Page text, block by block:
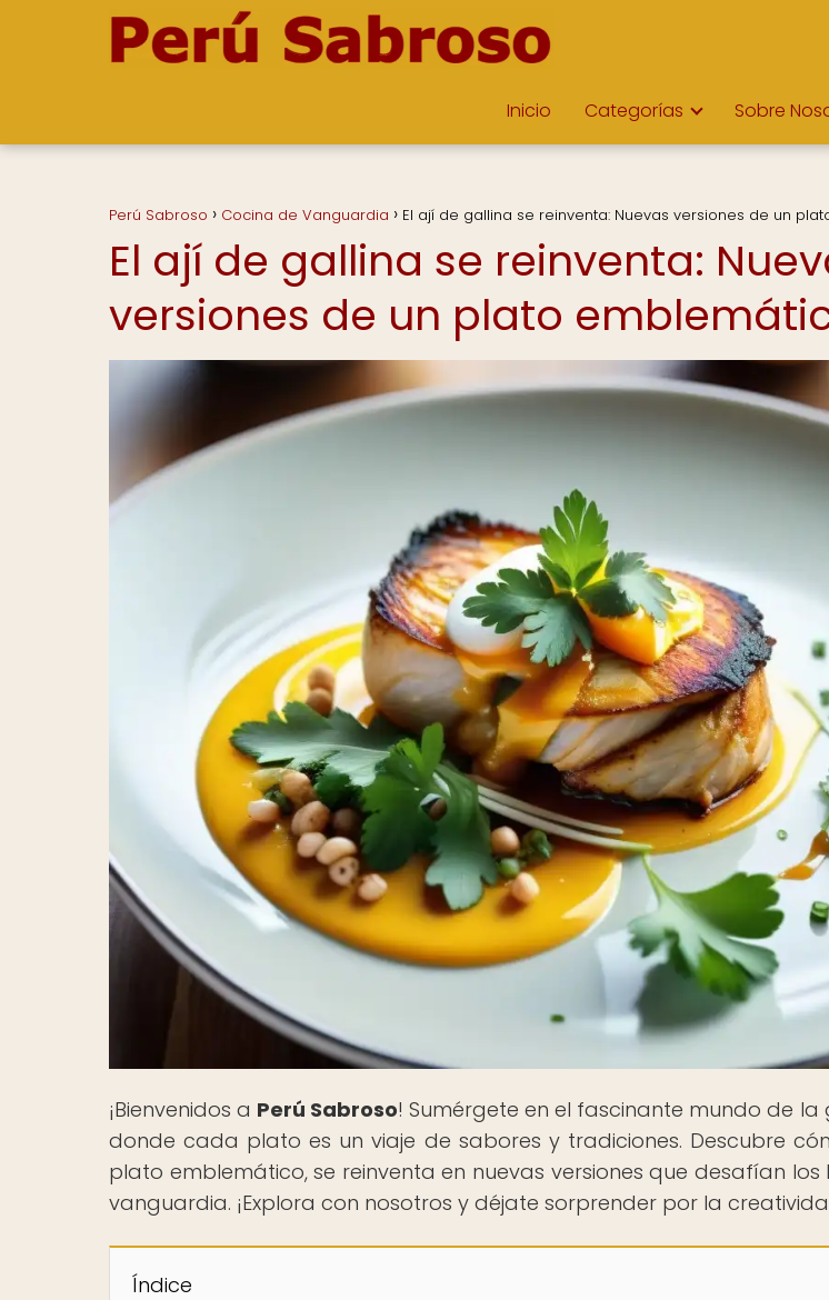
Inicio Categorías Sobre
Perú Sabroso Cocina de Vanguardia El ají de gallina se reinventa: Nuevas versiones de un
El ají de gallina se reinventa:
versiones de un plato
¡Bienvenidos a Perú Sabroso! Sumérgete en el fascinante mundo de
donde cada plato es un viaje de sabores y tradiciones. Descubre
plato emblemático, se reinventa en nuevas versiones que desafían
vanguardia. ¡Explora con nosotros y déjate sorprender por la
Índice